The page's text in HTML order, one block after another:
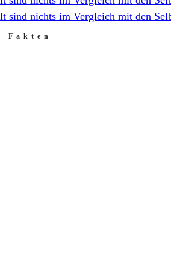
sind nichts im Vergleich mit den
Fakten